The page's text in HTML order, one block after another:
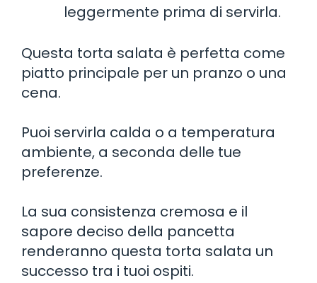
leggermente prima di servirla.
Questa torta salata è perfetta come
piatto principale per un pranzo o una
cena.
Puoi servirla calda o a temperatura
ambiente, a seconda delle tue
preferenze.
La sua consistenza cremosa e il
sapore deciso della pancetta
renderanno questa torta salata un
successo tra i tuoi ospiti.